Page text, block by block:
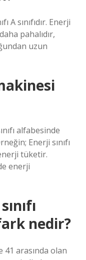
A sınıfıdır. Enerji
pahalıdır,
uzun
alfabesinde
Enerji sınıfı
tüketir.
enerji
nedir?
41 arasında olan